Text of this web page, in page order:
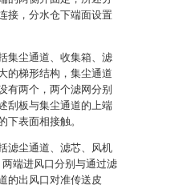
接，分水仓下端面设置
集尘通道、收集箱、滤
的梯形结构，集尘通道
有两个，两个滤网分别
刮板与集尘通道的上端
下表面相接触。
滤尘通道、滤芯、风机
端进风口分别与通过滤
的出风口对准传送皮